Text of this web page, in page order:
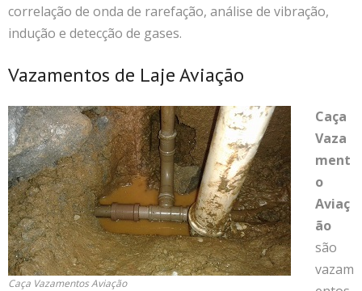
correlação de onda de rarefação, análise de vibração,
indução e detecção de gases.
Vazamentos de Laje Aviação
Caça Vazamentos Aviação
Caça
Vaza
ment
o
Aviaç
ão
são
vazam